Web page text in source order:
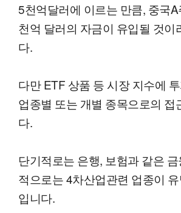
5천억달러에 이르는 만큼, 중국
천억 달러의 자금이 유입될 것이
다.
다만 ETF 상품 등 시장 지수에
업종별 또는 개별 종목으로의 접
다.
단기적로는 은행, 보험과 같은
적으로는 4차산업관련 업종이
입니다.